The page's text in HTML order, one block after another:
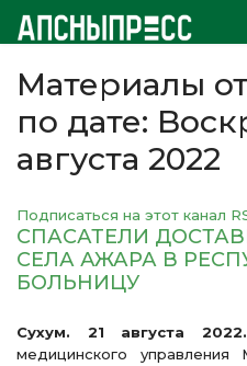
Материалы
по дате:
августа 2022
Подписаться на этот канал
СПАСАТЕЛИ
СЕЛА АЖАРА В
БОЛЬНИЦУ
Сухум. 21 августа
медицинского